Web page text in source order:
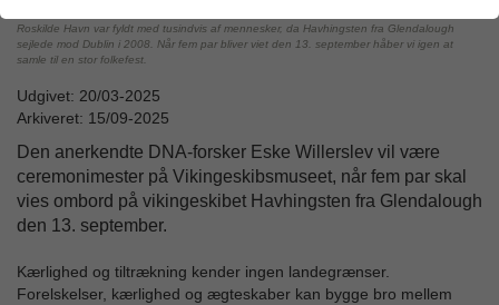
Roskilde Havn var fyldt med tusindvis af mennesker, da Havhingsten fra Glendalough
sejlede mod Dublin i 2008. Når fem par bliver viet den 13. september håber vi igen at
samle til en stor folkefest.
Udgivet: 20/03-2025
Arkiveret: 15/09-2025
Den anerkendte DNA-forsker Eske Willerslev vil være
ceremonimester på Vikingeskibsmuseet, når fem par skal
vies ombord på vikingeskibet Havhingsten fra Glendalough
den 13. september.
Kærlighed og tiltrækning kender ingen landegrænser.
Forelskelser, kærlighed og ægteskaber kan bygge bro mellem